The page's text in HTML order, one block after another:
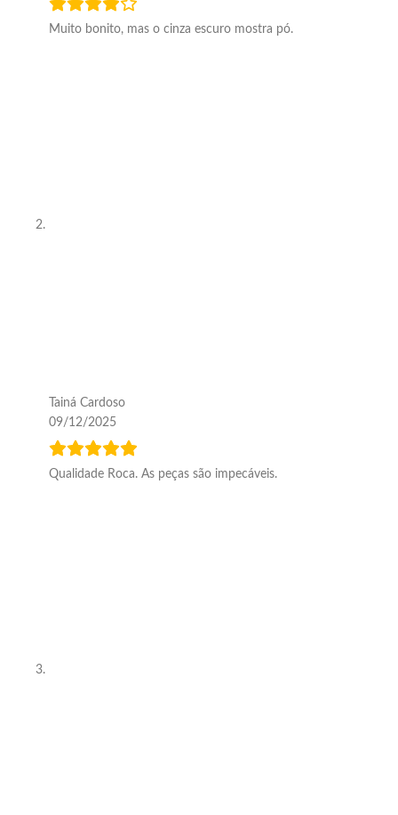
Muito bonito, mas o cinza escuro mostra pó.
Tainá Cardoso
09/12/2025
Qualidade Roca. As peças são impecáveis.